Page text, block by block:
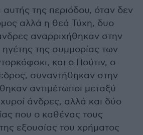
αυτής της περιόδου, όταν δεν
αλλά η θεά Τύχη, δυο
αναρριχήθηκαν στην
της συμμορίας των
και ο Πούτιν, ο
συναντήθηκαν στην
αντιμέτωποι μεταξύ
άνδρες, αλλά και δύο
που ο καθένας τους
εξουσίας του χρήματος